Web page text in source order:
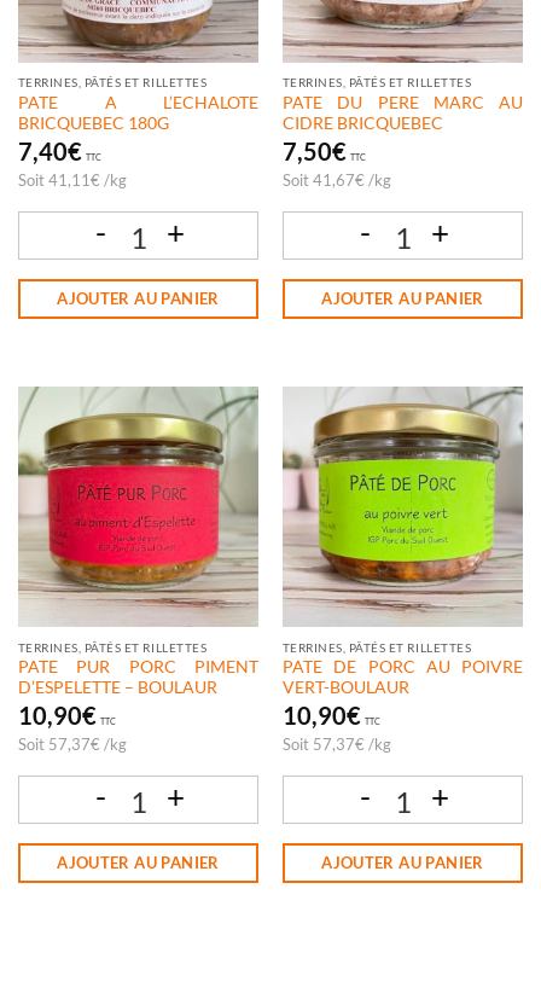
TERRINES, PÂTÉS ET RILLETTES
PATE A L’ECHALOTE
BRICQUEBEC 180G
7,40€ TTC
Soit 41,11€ /kg
AJOUTER AU PANIER
TERRINES, PÂTÉS ET RILLETTES
PATE DU PERE MARC AU
CIDRE BRICQUEBEC
7,50€ TTC
Soit 41,67€ /kg
AJOUTER AU PANIER
TERRINES, PÂTÉS ET RILLETTES
PATE PUR PORC PIMENT
D’ESPELETTE – BOULAUR
10,90€ TTC
Soit 57,37€ /kg
AJOUTER AU PANIER
TERRINES, PÂTÉS ET RILLETTES
PATE DE PORC AU POIVRE
VERT-BOULAUR
10,90€ TTC
Soit 57,37€ /kg
AJOUTER AU PANIER